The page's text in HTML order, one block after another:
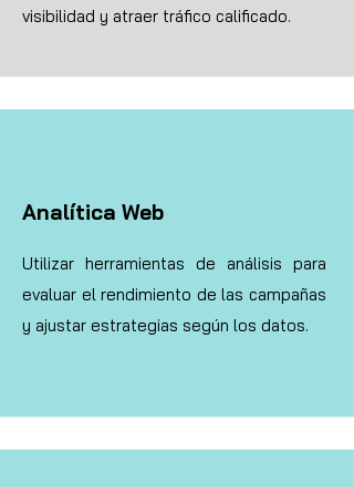
visibilidad y atraer tráfico calificado.
Analítica Web
Utilizar herramientas de análisis para
evaluar el rendimiento de las campañas
y ajustar estrategias según los datos.